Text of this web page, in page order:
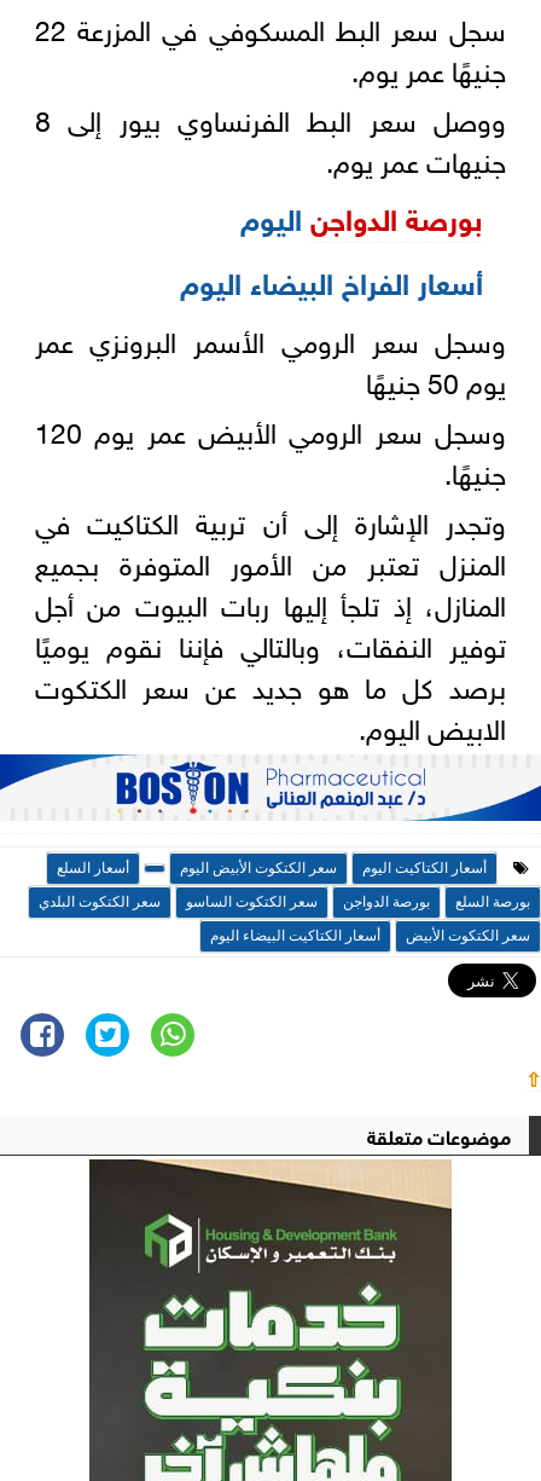
سجل سعر البط المسكوفي في المزرعة 22
جنيهًا عمر يوم.
ووصل سعر البط الفرنساوي بيور إلى 8
جنيهات عمر يوم.
بورصة الدواجناليوم
أسعار الفراخ البيضاء اليوم
وسجل سعر الرومي الأسمر البرونزي عمر
يوم 50 جنيهًا
وسجل سعر الرومي الأبيض عمر يوم 120
جنيهًا.
وتجدر الإشارة إلى أن تربية الكتاكيت في
المنزل تعتبر من الأمور المتوفرة بجميع
المنازل، إذ تلجأ إليها ربات البيوت من أجل
توفير النفقات، وبالتالي فإننا نقوم يوميًا
برصد كل ما هو جديد عن سعر الكتكوت
الابيض اليوم.
أسعار الكتاكيت اليوم سعر الكتكوت الأبيض اليوم
أسعار السلع
بورصة السلع
بورصة الدواجن سعر الكتكوت الساسو
سعر الكتكوت البلدي
سعر الكتكوت الأبيض
أسعار الكتاكيت البیضاء الیوم
⇧
موضوعات متعلقة